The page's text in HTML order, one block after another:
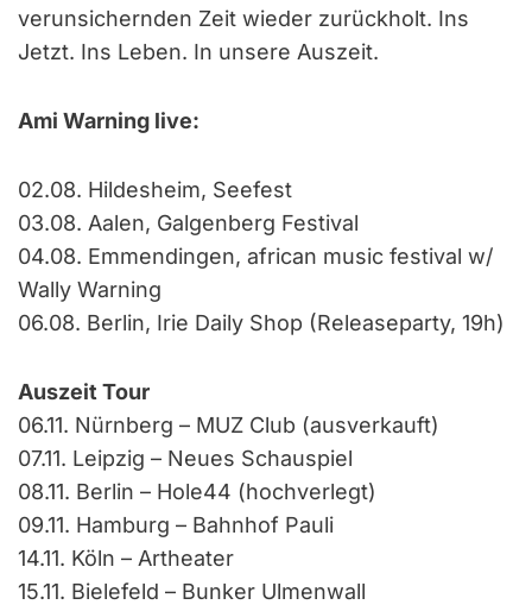
verunsichernden Zeit wieder zurückholt. Ins
Jetzt. Ins Leben. In unsere Auszeit.
Ami Warning live:
02.08. Hildesheim, Seefest
03.08. Aalen, Galgenberg Festival
04.08. Emmendingen, african music festival w/
Wally Warning
06.08. Berlin, Irie Daily Shop (Releaseparty, 19h)
Auszeit Tour
06.11. Nürnberg – MUZ Club (ausverkauft)
07.11. Leipzig – Neues Schauspiel
08.11. Berlin – Hole44 (hochverlegt)
09.11. Hamburg – Bahnhof Pauli
14.11. Köln – Artheater
15.11. Bielefeld – Bunker Ulmenwall